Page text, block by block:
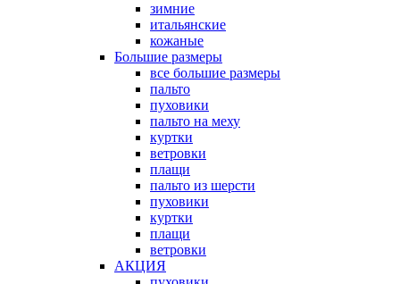
зимние
итальянские
кожаные
Большие размеры
все большие размеры
пальто
пуховики
пальто на меху
куртки
ветровки
плащи
пальто из шерсти
пуховики
куртки
плащи
ветровки
АКЦИЯ